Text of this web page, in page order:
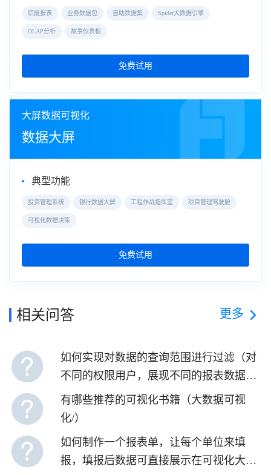
职能报表 业务数据包 自助数据集 Spider大数据引擎
OLAP分析 故事仪表板
免费试用
大屏数据可视化
数据大屏
典型功能
投资管理系统 银行数据大屏 工程作战指挥室 项目管理驾驶舱
可视化数据决策
免费试用
相关问答 更多
如何实现对数据的查询范围进行过滤（对
不同的权限用户，展现不同的报表数据可
视范围）
有哪些推荐的可视化书籍（大数据可视
化/）
如何制作一个报表单，让每个单位来填
报，填报后数据可直接展示在可视化大屏